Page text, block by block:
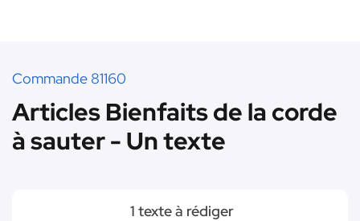
Commande 81160
Articles Bienfaits de la corde
à sauter - Un texte
1 texte à rédiger